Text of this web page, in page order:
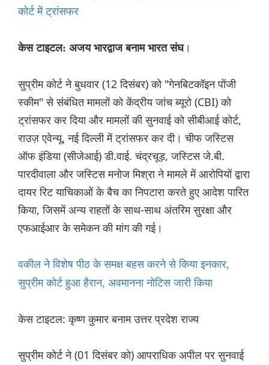
कोर्ट में ट्रांसफर
केस टाइटल: अजय भारद्वाज बनाम भारत संघ।
सुप्रीम कोर्ट ने बुधवार (12 दिसंबर) को "गेनबिटकॉइन पोंजी
स्कीम" से संबंधित मामलों को केंद्रीय जांच ब्यूरो (CBI) को
ट्रांसफर कर दिया और मामलों की सुनवाई को सीबीआई कोर्ट,
राउज़ एवेन्यू, नई दिल्ली में ट्रांसफर कर दी। चीफ जस्टिस
ऑफ इंडिया (सीजेआई) डी.वाई. चंद्रचूड़, जस्टिस जे.बी.
पारदीवाला और जस्टिस मनोज मिश्रा ने मामले में आरोपियों द्वारा
दायर रिट याचिकाओं के बैच का निपटारा करते हुए आदेश पारित
किया, जिसमें अन्य राहतों के साथ-साथ अंतरिम सुरक्षा और
एफआईआर के समेकन की मांग की गई।
वकील ने विशेष पीठ के समक्ष बहस करने से किया इनकार,
सुप्रीम कोर्ट हुआ हैरान, अवमानना नोटिस जारी किया
केस टाइटल: कृष्ण कुमार बनाम उत्तर प्रदेश राज्य
सुप्रीम कोर्ट ने (01 दिसंबर को) आपराधिक अपील पर सुनवाई